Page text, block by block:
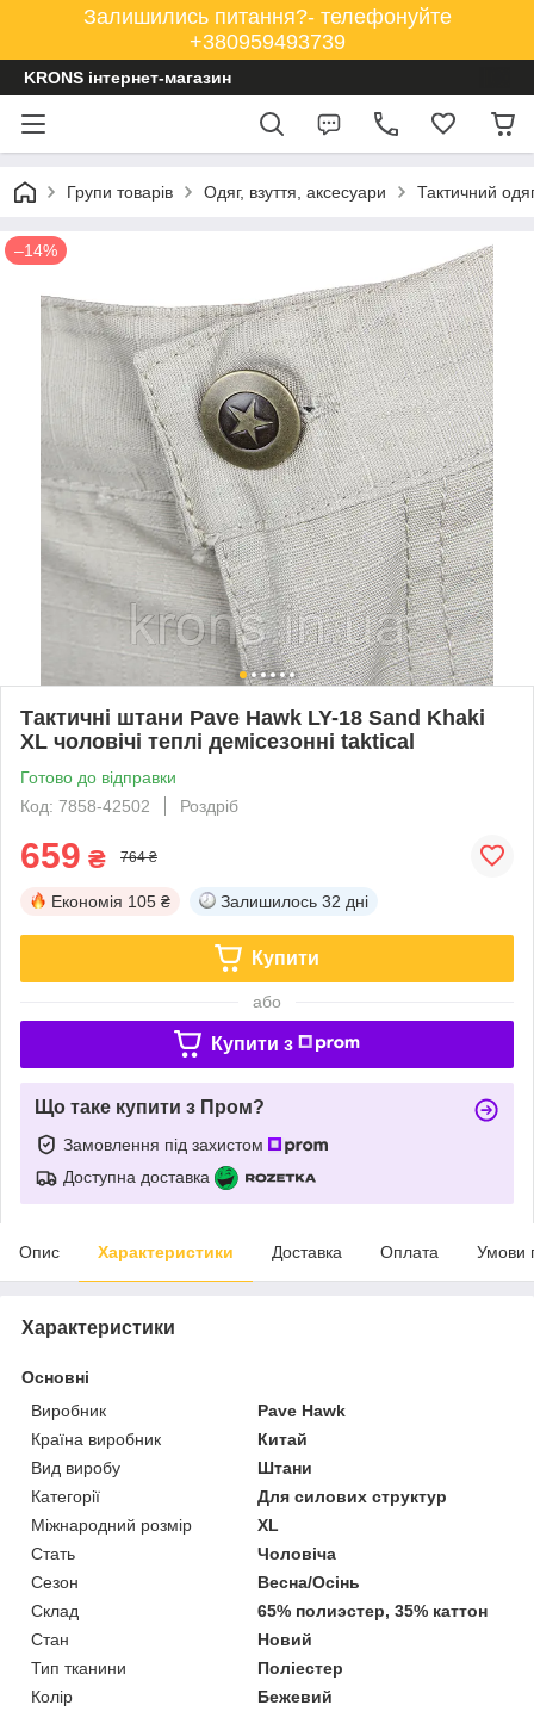
Залишились питання?- телефонуйте
+380959493739
KRONS інтернет-магазин
Групи товарів Одяг, взуття, аксесуари Тактичний
–14%
Тактичні штани Pave Hawk LY-18 Sand Khaki
XL чоловічі теплі демісезонні taktical
Готово до відправки
Код: 7858-42502
Роздріб
659 ₴ 764 ₴
Економія 105 ₴ Залишилось 32 дні
Купити
або
Купити з
Що таке купити з Пром?
Замовлення під захистом
Доступна доставка
Опис Характеристики Доставка Оплата Умови
Характеристики
Основні
Виробник
Pave Hawk
Країна виробник
Китай
Вид виробу
Штани
Категорії
Для силових структур
Міжнародний розмір
XL
Стать
Чоловіча
Сезон
Весна/Осінь
Склад
65% полиэстер, 35% каттон
Стан
Новий
Тип тканини
Поліестер
Колір
Бежевий